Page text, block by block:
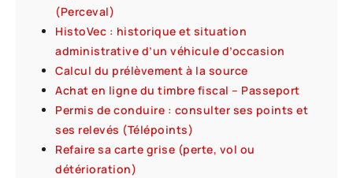
(Perceval)
HistoVec : historique et situation
administrative d’un véhicule d’occasion
Calcul du prélèvement à la source
Achat en ligne du timbre fiscal – Passeport
Permis de conduire : consulter ses points et
ses relevés (Télépoints)
Refaire sa carte grise (perte, vol ou
détérioration)